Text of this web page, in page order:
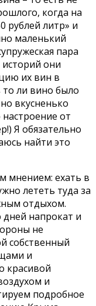
когда на
рублей литр» и
маленький
пара
историй они
их вин в
то ли вино было
вкусненько
от
Я обязательно
найти это
мнением: ехать в
лететь туда за
отдыхом.
напрокат и
не
собственный
и
красивой
и
подробное